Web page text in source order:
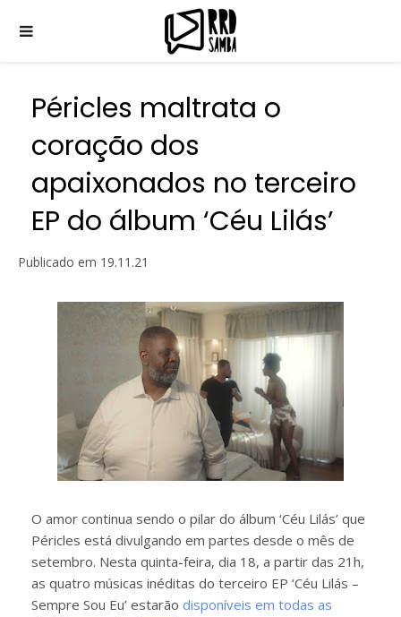
Péricles maltrata o
coração dos
apaixonados no terceiro
EP do álbum ‘Céu Lilás’
Publicado em 19.11.21
O amor continua sendo o pilar do álbum ‘Céu Lilás’ que
Péricles está divulgando em partes desde o mês de
setembro. Nesta quinta-feira, dia 18, a partir das 21h,
as quatro músicas inéditas do terceiro EP ‘Céu Lilás –
Sempre Sou Eu’ estarão disponíveis em todas as